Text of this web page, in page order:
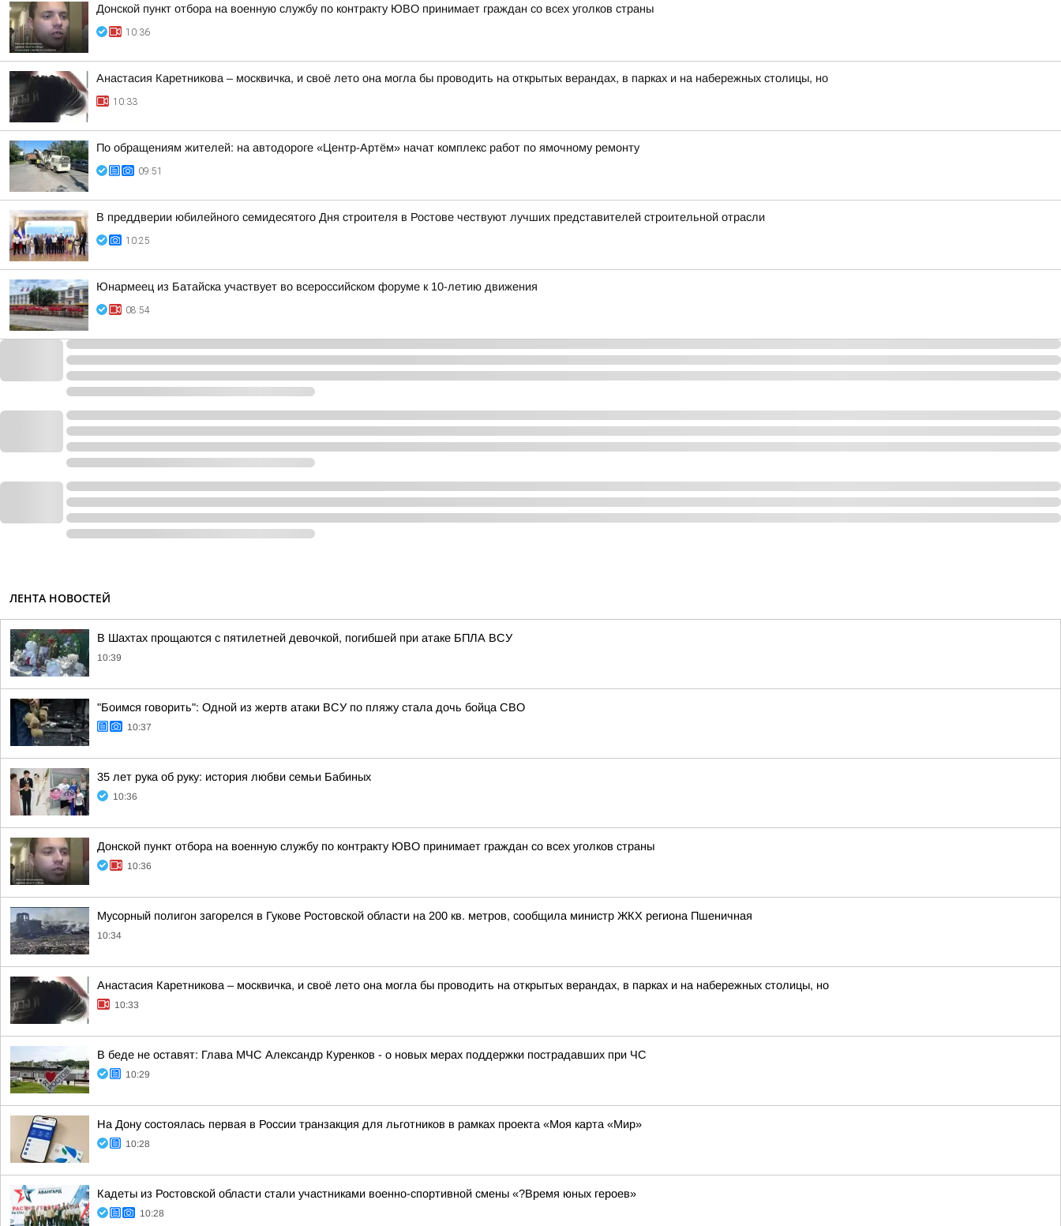
Донской пункт отбора на военную службу по контракту ЮВО принимает граждан со всех уголков страны
10:36
Анастасия Каретникова – москвичка, и своё лето она могла бы проводить на открытых верандах, в парках и на набережных столицы, но
10:33
По обращениям жителей: на автодороге «Центр-Артём» начат комплекс работ по ямочному ремонту
09:51
В преддверии юбилейного семидесятого Дня строителя в Ростове чествуют лучших представителей строительной отрасли
10:25
Юнармеец из Батайска участвует во всероссийском форуме к 10-летию движения
08:54
ЛЕНТА НОВОСТЕЙ
В Шахтах прощаются с пятилетней девочкой, погибшей при атаке БПЛА ВСУ
10:39
"Боимся говорить": Одной из жертв атаки ВСУ по пляжу стала дочь бойца СВО
10:37
35 лет рука об руку: история любви семьи Бабиных
10:36
Донской пункт отбора на военную службу по контракту ЮВО принимает граждан со всех уголков страны
10:36
Мусорный полигон загорелся в Гукове Ростовской области на 200 кв. метров, сообщила министр ЖКХ региона Пшеничная
10:34
Анастасия Каретникова – москвичка, и своё лето она могла бы проводить на открытых верандах, в парках и на набережных столицы, но
10:33
В беде не оставят: Глава МЧС Александр Куренков - о новых мерах поддержки пострадавших при ЧС
10:29
На Дону состоялась первая в России транзакция для льготников в рамках проекта «Моя карта «Мир»
10:28
Кадеты из Ростовской области стали участниками военно-спортивной смены «?Время юных героев»
10:28